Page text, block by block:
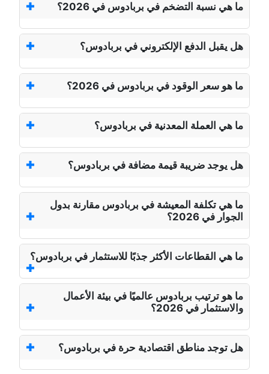
ما هي نسبة التضخم في بربادوس في 2026؟
هل يقبل الدفع الإلكتروني في بربادوس؟
ما هو سعر الوقود في بربادوس في 2026؟
ما هي العملة المعدنية في بربادوس؟
هل يوجد ضريبة قيمة مضافة في بربادوس؟
ما هي تكلفة المعيشة في بربادوس مقارنة بدول
الجوار في 2026؟
ما هي القطاعات الأكثر جذبًا للاستثمار في بربادوس؟
ما هو ترتيب بربادوس عالميًا في بيئة الأعمال
والاستثمار في 2026؟
هل توجد مناطق اقتصادية حرة في بربادوس؟